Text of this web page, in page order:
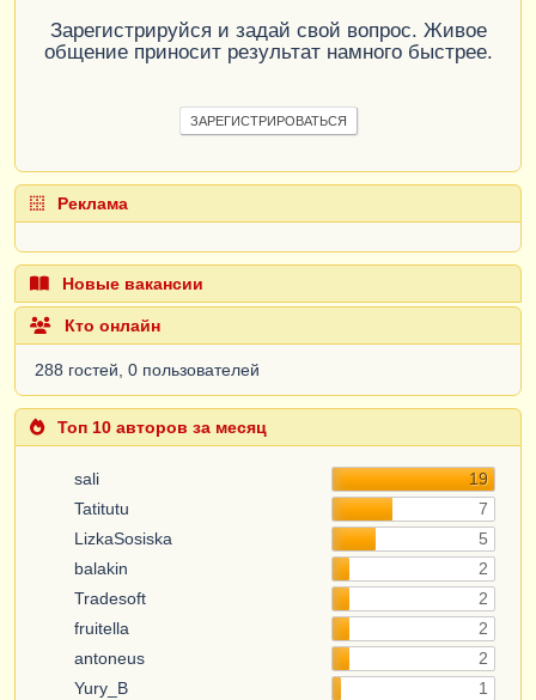
Зарегистрируйся и задай свой вопрос. Живое
общение приносит результат намного быстрее.
ЗАРЕГИСТРИРОВАТЬСЯ
Реклама
Новые вакансии
Кто онлайн
288 гостей, 0 пользователей
Топ 10 авторов за месяц
sali
19
Tatitutu
7
LizkaSosiska
5
balakin
2
Tradesoft
2
fruitella
2
antoneus
2
Yury_B
1